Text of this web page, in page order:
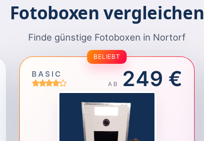
Fotoboxen vergleichen
Finde günstige Fotoboxen in Nortorf
BELIEBT
BASIC
AB 249 €